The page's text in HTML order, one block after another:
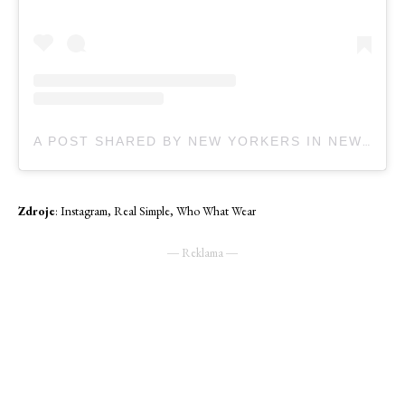
A POST SHARED BY NEW YORKERS IN NEW YORK (@NEWYORKERSINTHECITY)
Zdroje: Instagram, Real Simple, Who What Wear
― Reklama ―